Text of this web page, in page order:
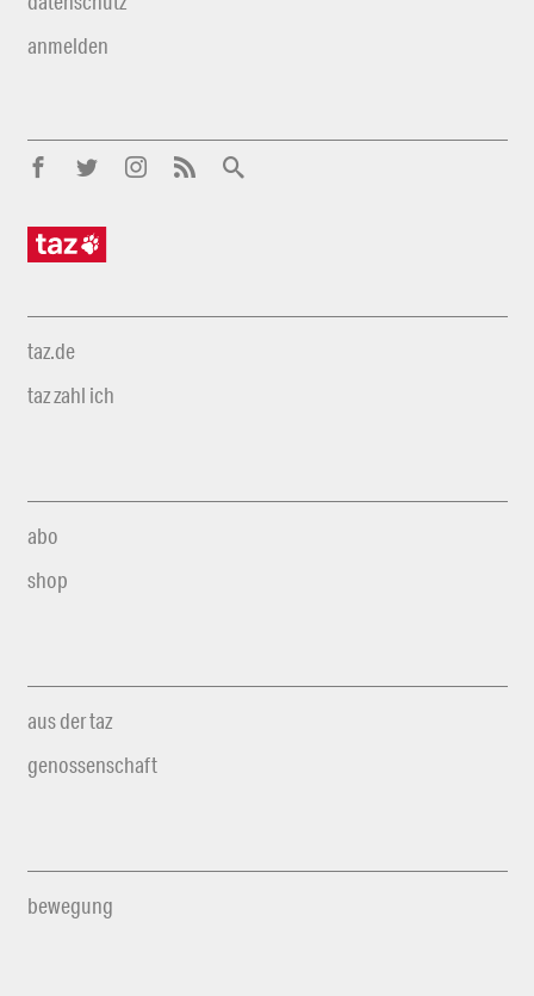
anmelden
taz.de
taz zahl ich
abo
shop
aus der taz
genossenschaft
bewegung